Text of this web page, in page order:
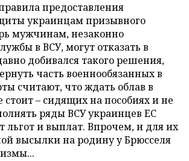
предоставления
украинцам призывного
мужчинам, незаконно
в ВСУ, могут отказать в
добивался такого решения,
часть военнообязанных в
считают, что ждать облав в
стоит – сидящих на пособиях и не
ряды ВСУ украинцев ЕС
льгот и выплат. Впрочем, и для их
высылки на родину у Брюсселя